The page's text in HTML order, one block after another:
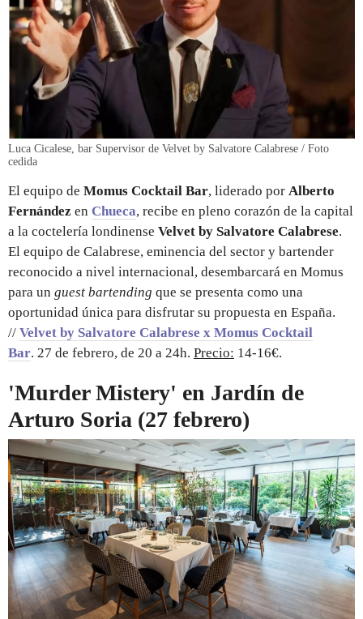
Luca Cicalese, bar Supervisor de Velvet by Salvatore Calabrese / Foto
cedida
El equipo de Momus Cocktail Bar, liderado por Alberto
Fernández en Chueca, recibe en pleno corazón de la capital
a la coctelería londinense Velvet by Salvatore Calabrese.
El equipo de Calabrese, eminencia del sector y bartender
reconocido a nivel internacional, desembarcará en Momus
para un guest bartending que se presenta como una
oportunidad única para disfrutar su propuesta en España.
// Velvet by Salvatore Calabrese x Momus Cocktail
Bar. 27 de febrero, de 20 a 24h. Precio: 14-16€.
'Murder Mistery' en Jardín de
Arturo Soria (27 febrero)